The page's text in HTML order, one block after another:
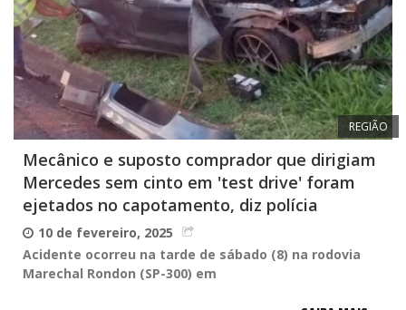
REGIÃO
Mecânico e suposto comprador que dirigiam
Mercedes sem cinto em 'test drive' foram
ejetados no capotamento, diz polícia
10 de fevereiro, 2025
Acidente ocorreu na tarde de sábado (8) na rodovia
Marechal Rondon (SP-300) em